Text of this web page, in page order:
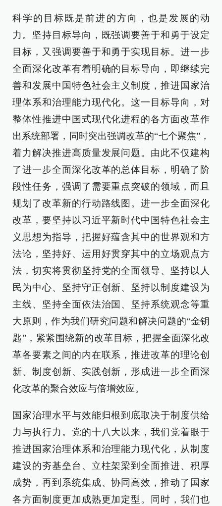
科学的目标既是前进的方向，也是发展的动
力。坚持目标导向，既强调要善于和勇于设定
目标，又强调要善于和勇于实现目标。进一步
全面深化改革有着明确的目标导向，即继续完
善和发展中国特色社会主义制度，推进国家治
理体系和治理能力现代化。这一目标导向，对
整体性推进中国式现代化进程的各方面改革作
出系统部署，同时突出强调改革的“七个聚焦”，
着力解决推进高质量发展问题。由此不仅建构
了进一步全面深化改革的总体目标，明确了阶
段性任务，强调了需要重点突破的领域，而且
规划了改革新的行动路线图。进一步全面深化
改革，要坚持以习近平新时代中国特色社会主
义思想为指导，把握好蕴含其中的世界观和方
法论，坚持好、运用好贯穿其中的立场观点方
法，切实将贯彻坚持党的全面领导、坚持以人
民为中心、坚持守正创新、坚持以制度建设为
主线、坚持全面依法治国、坚持系统观念等重
大原则，作为我们研究问题和解决问题的“金钥
匙”，紧紧围绕新的改革目标，把握全面深化改
革各要素之间的内在联系，推进改革的理论创
新、制度创新、实践创新，形成进一步全面深
化改革的聚合效应与倍增效应。
国家治理水平与效能归根到底取决于制度供给
力与执行力。党的十八大以来，我们党着眼于
推进国家治理体系和治理能力现代化，从制度
建设的夯基垒台、立柱架梁到全面推进、积厚
成势，再到系统集成、协同高效，推动了国家
各方面制度更加成熟更加定型。同时，我们也